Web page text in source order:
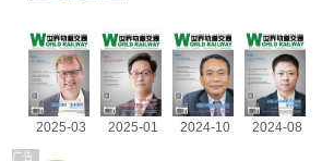
2025-03 2025-01 2024-10 2024-08
广告